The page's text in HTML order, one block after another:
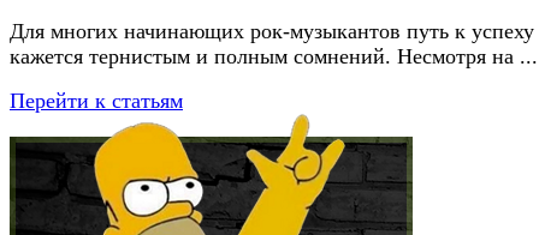
Для многих начинающих рок-музыкантов путь к успеху
кажется тернистым и полным сомнений. Несмотря на ...
Перейти к статьям